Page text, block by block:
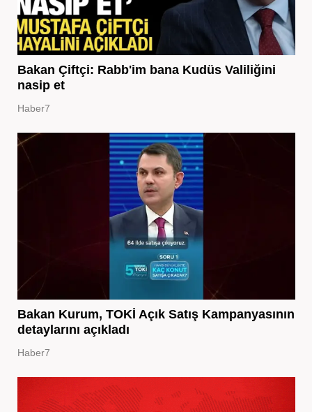
Bakan Çiftçi: Rabb'im bana Kudüs Valiliğini
nasip et
Haber7
Bakan Kurum, TOKİ Açık Satış Kampanyasının
detaylarını açıkladı
Haber7